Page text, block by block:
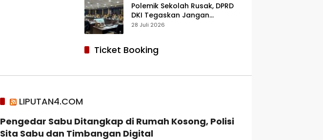
Polemik Sekolah Rusak, DPRD
DKI Tegaskan Jangan
Salahkan Pusat
28 Juli 2026
Ticket Booking
LIPUTAN4.COM
Pengedar Sabu Ditangkap di Rumah Kosong, Polisi
Sita Sabu dan Timbangan Digital